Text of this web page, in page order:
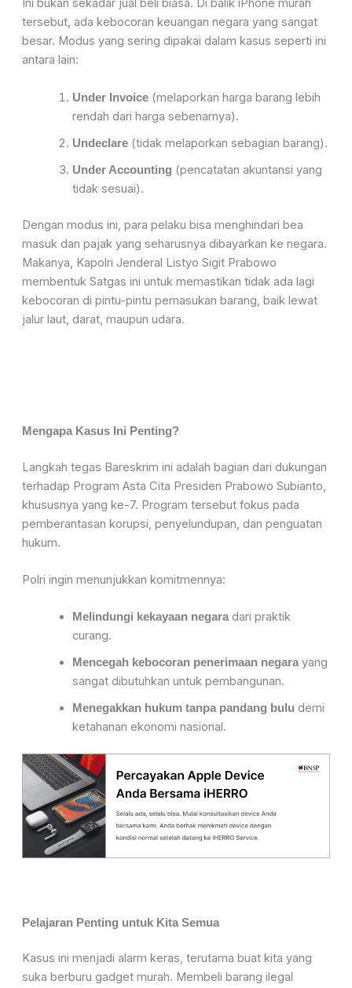
Ini bukan sekadar jual beli biasa. Di balik iPhone murah
tersebut, ada kebocoran keuangan negara yang sangat
besar. Modus yang sering dipakai dalam kasus seperti ini
antara lain:
Under Invoice(melaporkan harga barang lebih
rendah dari harga sebenarnya).
Undeclare(tidak melaporkan sebagian barang).
Under Accounting (pencatatan akuntansi yang
tidak sesuai).
Dengan modus ini, para pelaku bisa menghindari bea
masuk dan pajak yang seharusnya dibayarkan ke negara.
Makanya, Kapolri Jenderal Listyo Sigit Prabowo
membentuk Satgas ini untuk memastikan tidak ada lagi
kebocoran di pintu-pintu pemasukan barang, baik lewat
jalur laut, darat, maupun udara.
Mengapa Kasus Ini Penting?
Langkah tegas Bareskrim ini adalah bagian dari dukungan
terhadap Program Asta Cita Presiden Prabowo Subianto,
khususnya yang ke-7. Program tersebut fokus pada
pemberantasan korupsi, penyelundupan, dan penguatan
hukum.
Polri ingin menunjukkan komitmennya:
Melindungi kekayaan negaradari praktik
curang.
Mencegah kebocoran penerimaan negarayang
sangat dibutuhkan untuk pembangunan.
Menegakkan hukum tanpa pandang bulu demi
ketahanan ekonomi nasional.
Pelajaran Penting untuk Kita Semua
Kasus ini menjadi alarm keras, terutama buat kita yang
suka berburu gadget murah. Membeli barang ilegal